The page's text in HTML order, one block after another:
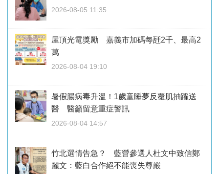
2026-08-05 11:35
屋頂光電獎勵 嘉義市加碼每瓩2千、最高2
萬
2026-08-04 19:10
暑假腸病毒升溫！1歲童睡夢反覆肌抽躍送
醫 醫籲留意重症警訊
2026-08-04 14:57
竹北選情告急？ 藍營參選人杜文中致信鄭
麗文：藍白合作絕不能喪失尊嚴